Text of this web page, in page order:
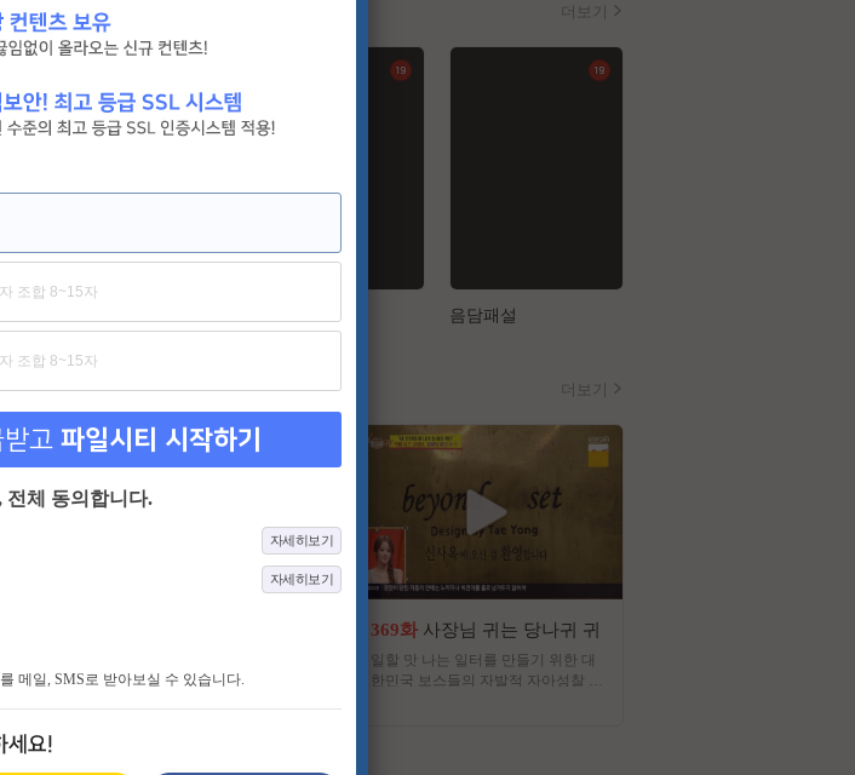
더보기
음담패설
더보기
토리를 쟁취하고, 정상을 향해 치열
369화 사장님 귀는 당나귀 귀
일할 맛 나는 일터를 만들기 위한 대
한민국 보스들의 자발적 자아성찰 프
고 파일시티 시작하기
전체 동의합니다.
자세히보기
자세히보기
메일, SMS로 받아보실 수 있습니다.